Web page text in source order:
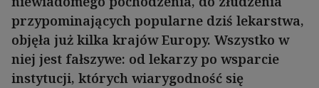
przypominających popularne dziś lekarstwa,
objęła już kilka krajów Europy. Wszystko w
niej jest fałszywe: od lekarzy po wsparcie
instytucji, których wiarygodność się